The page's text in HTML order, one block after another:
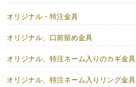
オリジナル・特注金具
オリジナル、口前留め金具
オリジナル、特注ネーム入りのカギ金具
オリジナル、特注ネーム入りリング金具